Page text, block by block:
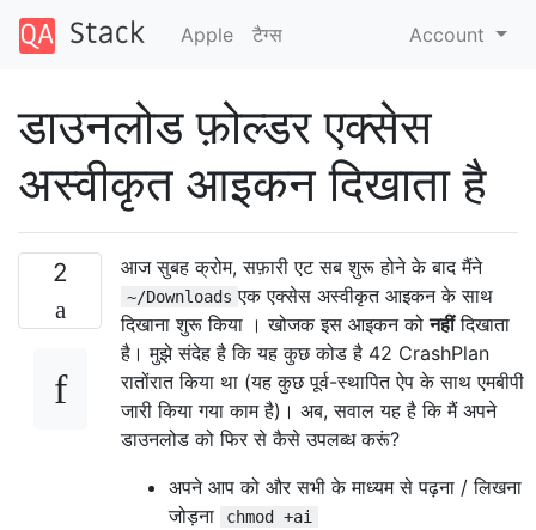
Apple टैग्‍स Account
डाउनलोड फ़ोल्डर एक्सेस
अस्वीकृत आइकन दिखाता है
2 आज सुबह क्रोम, सफ़ारी एट सब शुरू होने के बाद मैंने
~/Downloads एक एक्सेस अस्वीकृत आइकन के साथ
दिखाना शुरू किया । खोजक इस आइकन कोनहींदिखाता
है। मुझे संदेह है कि यह कुछ कोड है 42 CrashPlan
रातोंरात किया था (यह कुछ पूर्व-स्थापित ऐप के साथ एमबीपी
जारी किया गया काम है)। अब, सवाल यह है कि मैं अपने
डाउनलोड को फिर से कैसे उपलब्ध करूं?
अपने आप को और सभी के माध्यम से पढ़ना / लिखना
जोड़ना
chmod +ai